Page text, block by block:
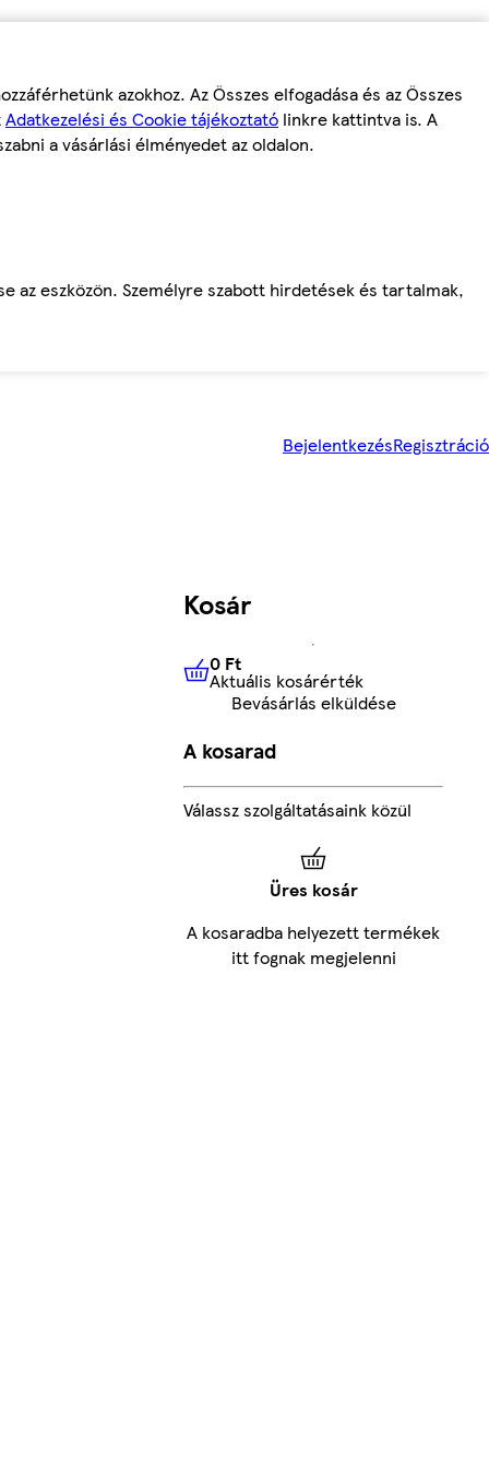
azokhoz. Az Összes elfogadása és az Összes
Adatkezelési és Cookie tájékoztató linkre kattintva is. A
a vásárlási élményedet az oldalon.
az eszközön. Személyre szabott hirdetések és tartalmak,
BejelentkezésRegisztráció
Kosár
0 FtAktuális kosárérték
0 Ft
Aktuális kosárérték
Bevásárlás elküldése
A kosarad
Válassz szolgáltatásaink közül
Üres kosár
A kosaradba helyezett termékek
itt fognak megjelenni